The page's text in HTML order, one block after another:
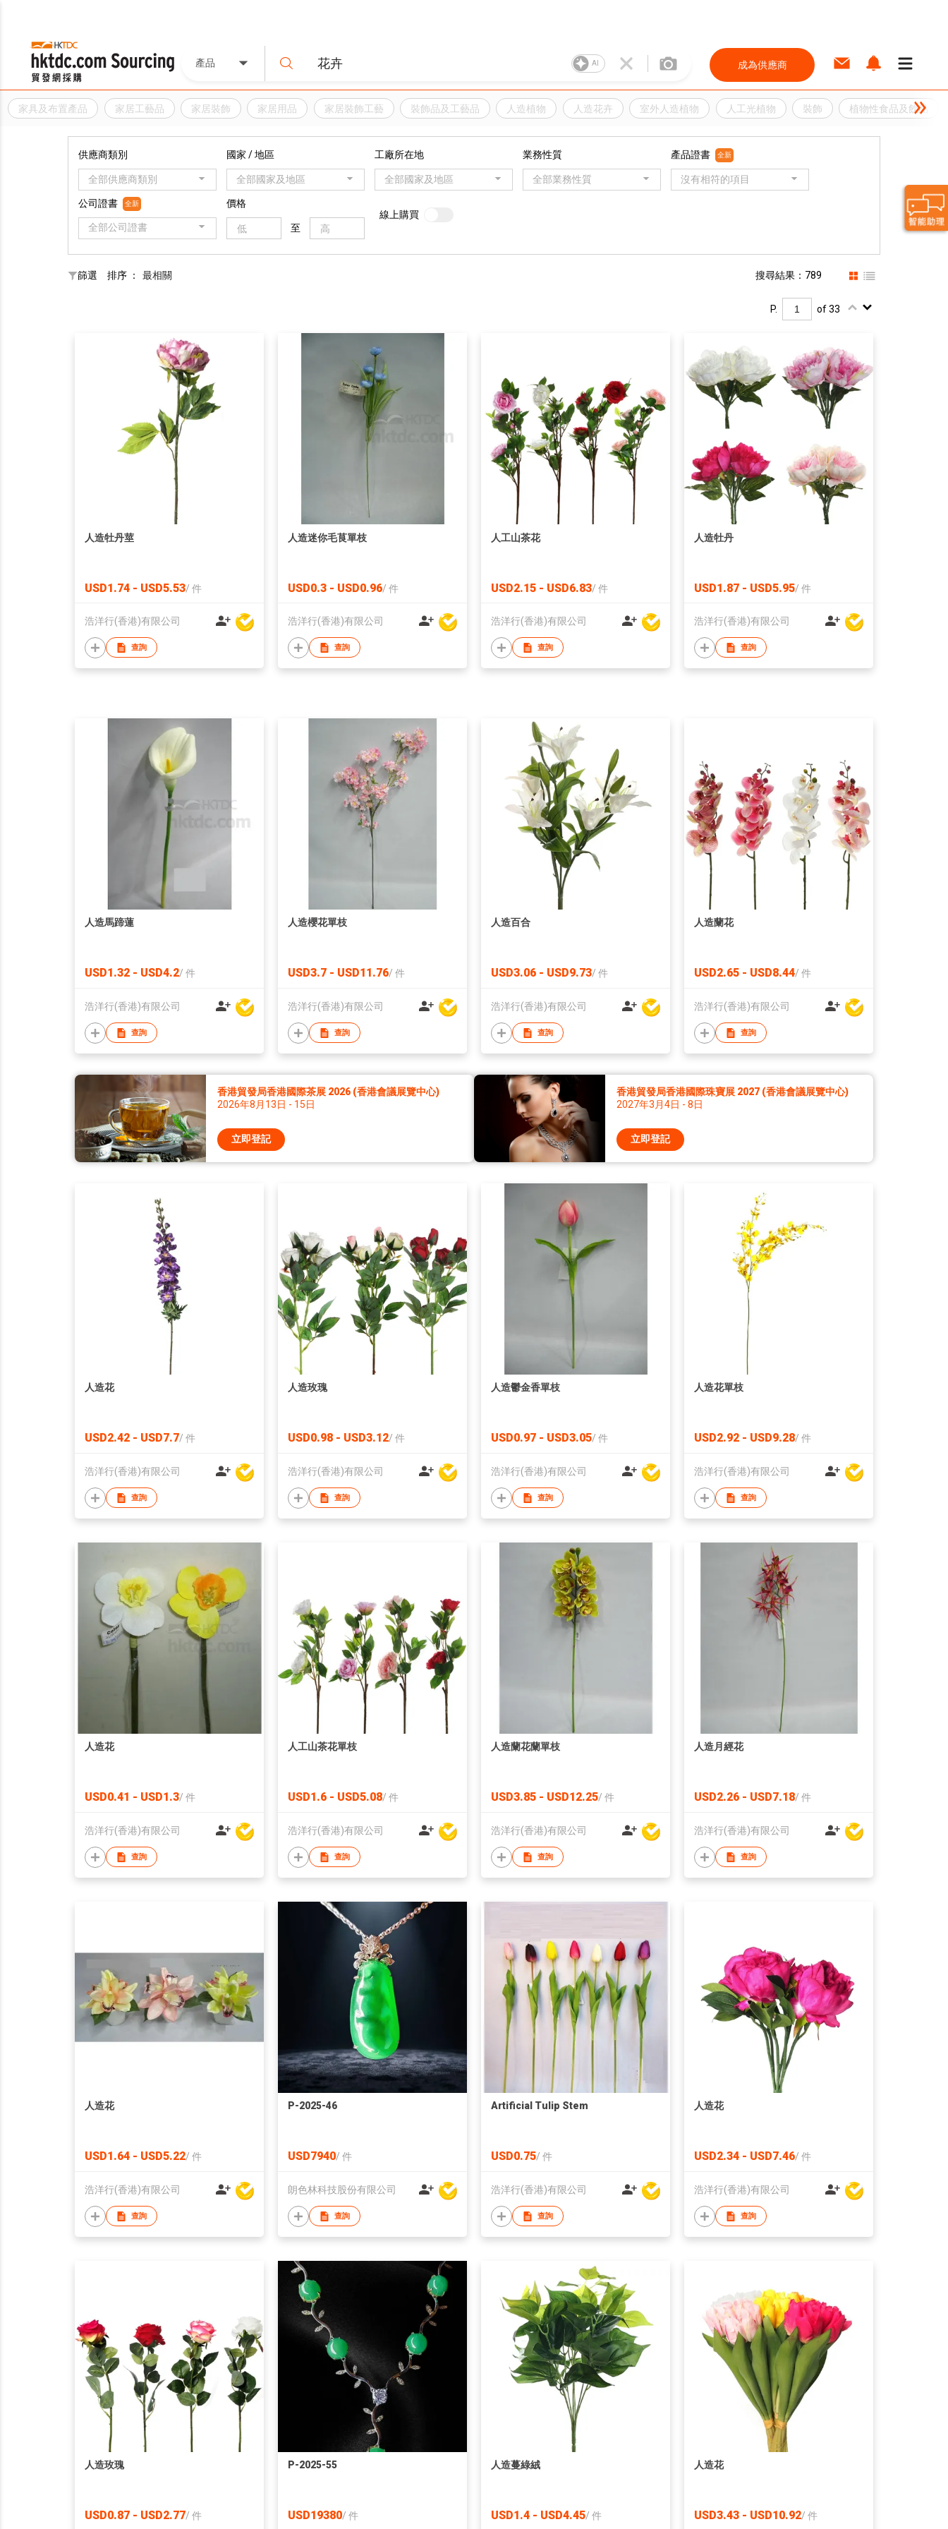
產品 AI 成為供應商
家具及布置產品 家居工藝品 家居裝飾 家居用品 家居裝飾工藝 裝飾品及工藝品 人造植物 人造花卉 室外人造植物 人工光植物 裝飾 植物性食品及飲品
供應商類別
全部供應商類別
國家 / 地區
全部國家及地區
工廠所在地
全部國家及地區
業務性質
全部業務性質
產品證書 全新
沒有相符的項目
公司證書 全新
全部公司證書
價格
至
線上購買
篩選 排序 ： 最相關 搜尋結果：789
P. of 33
人造牡丹莖
USD1.74 - USD5.53/ 件
浩洋行(香港)有限公司
查詢
人造迷你毛茛單枝
USD0.3 - USD0.96/ 件
浩洋行(香港)有限公司
查詢
人工山茶花
USD2.15 - USD6.83/ 件
浩洋行(香港)有限公司
查詢
人造牡丹
USD1.87 - USD5.95/ 件
浩洋行(香港)有限公司
查詢
人造馬蹄蓮
USD1.32 - USD4.2/ 件
浩洋行(香港)有限公司
查詢
人造櫻花單枝
USD3.7 - USD11.76/ 件
浩洋行(香港)有限公司
查詢
人造百合
USD3.06 - USD9.73/ 件
浩洋行(香港)有限公司
查詢
人造蘭花
USD2.65 - USD8.44/ 件
浩洋行(香港)有限公司
查詢
香港貿發局香港國際茶展 2026 (香港會議展覽中心)
2026年8月13日 - 15日
立即登記
香港貿發局香港國際珠寶展 2027 (香港會議展覽中心)
2027年3月4日 - 8日
立即登記
人造花
USD2.42 - USD7.7/ 件
浩洋行(香港)有限公司
查詢
人造玫瑰
USD0.98 - USD3.12/ 件
浩洋行(香港)有限公司
查詢
人造鬱金香單枝
USD0.97 - USD3.05/ 件
浩洋行(香港)有限公司
查詢
人造花單枝
USD2.92 - USD9.28/ 件
浩洋行(香港)有限公司
查詢
人造花
USD0.41 - USD1.3/ 件
浩洋行(香港)有限公司
查詢
人工山茶花單枝
USD1.6 - USD5.08/ 件
浩洋行(香港)有限公司
查詢
人造蘭花蘭單枝
USD3.85 - USD12.25/ 件
浩洋行(香港)有限公司
查詢
人造月經花
USD2.26 - USD7.18/ 件
浩洋行(香港)有限公司
查詢
人造花
USD1.64 - USD5.22/ 件
浩洋行(香港)有限公司
查詢
P-2025-46
USD7940/ 件
朗色林科技股份有限公司
查詢
Artificial Tulip Stem
USD0.75/ 件
浩洋行(香港)有限公司
查詢
人造花
USD2.34 - USD7.46/ 件
浩洋行(香港)有限公司
查詢
人造玫瑰
USD0.87 - USD2.77/ 件
P-2025-55
USD19380/ 件
人造蔓綠絨
USD1.4 - USD4.45/ 件
人造花
USD3.43 - USD10.92/ 件